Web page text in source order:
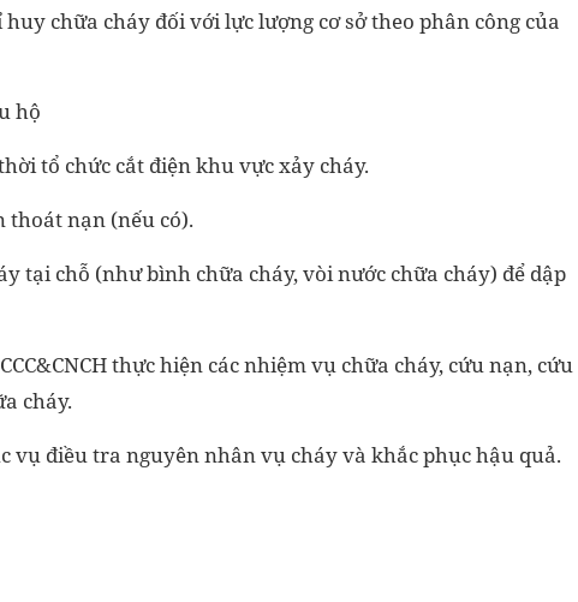
huy chữa cháy đối với lực lượng cơ sở theo phân công của
hộ
tổ chức cắt điện khu vực xảy cháy.
thoát nạn (nếu có).
tại chỗ (như bình chữa cháy, vòi nước chữa cháy) để dập
thực hiện các nhiệm vụ chữa cháy, cứu nạn, cứu
cháy.
vụ điều tra nguyên nhân vụ cháy và khắc phục hậu quả.